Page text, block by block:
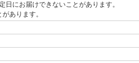
にお届けできないことがあります。
あります。